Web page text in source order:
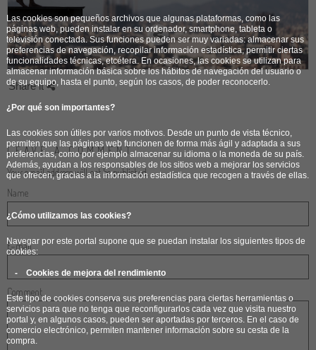
Share it
LEAVE A COMMENT
Your email address will not be published.
Name
E-mail
Comment
Las cookies son pequeños archivos que algunas plataformas, como las
páginas web, pueden instalar en su ordenador, smartphone, tableta o
televisión conectada. Sus funciones pueden ser muy variadas: almacenar sus
preferencias de navegación, recopilar información estadística, permitir ciertas
funcionalidades técnicas, etcétera. En ocasiones, las cookies se utilizan para
almacenar información básica sobre los hábitos de navegación del usuario o
de su equipo, hasta el punto, según los casos, de poder reconocerlo.
¿Por qué son importantes?
Las cookies son útiles por varios motivos. Desde un punto de vista técnico,
permiten que las páginas web funcionen de forma más ágil y adaptada a sus
preferencias, como por ejemplo almacenar su idioma o la moneda de su país.
Además, ayudan a los responsables de los sitios web a mejorar los servicios
que ofrecen, gracias a la información estadística que recogen a través de ellas.
¿Cómo utilizamos las cookies?
Navegar por este portal supone que se puedan instalar los siguientes tipos de
cookies:
- Cookies de mejora del rendimiento
Este tipo de cookies conserva sus preferencias para ciertas herramientas o
servicios para que no tenga que reconfigurarlos cada vez que visita nuestro
portal y, en algunos casos, pueden ser aportadas por terceros. En el caso de
comercio electrónico, permiten mantener información sobre su cesta de la
compra.